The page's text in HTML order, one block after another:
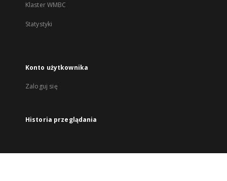
Klaster WMBC
Statystyki
Konto użytkownika
Zaloguj się
Historia przeglądania